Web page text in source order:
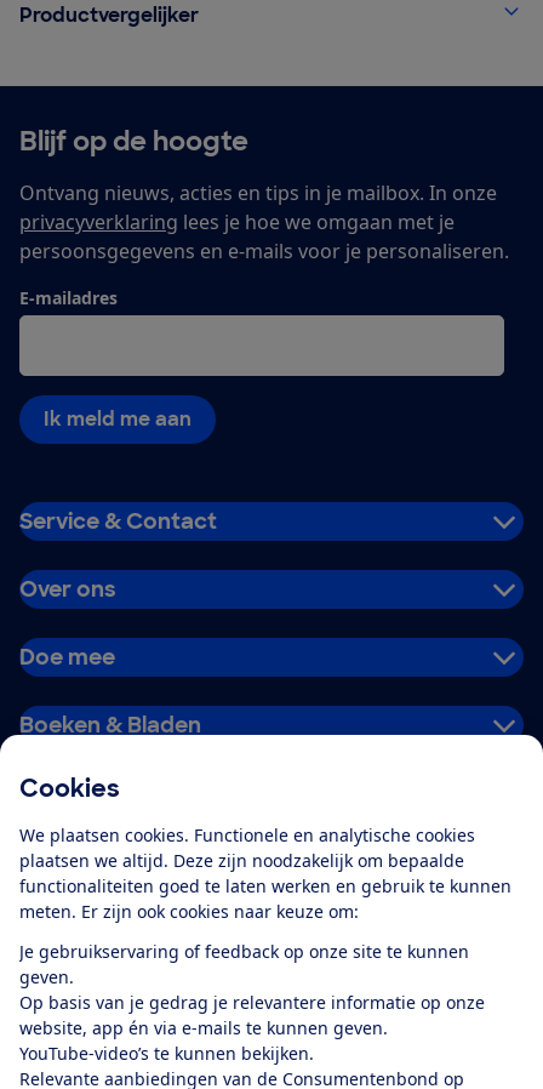
Cookies
We plaatsen cookies. Functionele en analytische cookies
plaatsen we altijd. Deze zijn noodzakelijk om bepaalde
functionaliteiten goed te laten werken en gebruik te kunnen
meten. Er zijn ook cookies naar keuze om:
Je gebruikservaring of feedback op onze site te kunnen
geven.
Op basis van je gedrag je relevantere informatie op onze
website, app én via e-mails te kunnen geven.
YouTube-video’s te kunnen bekijken.
Relevante aanbiedingen van de Consumentenbond op
Productvergelijker
Blijf op de hoogte
Ontvang nieuws, acties en tips in je mailbox. In onze
privacyverklaring lees je hoe we omgaan met je
persoonsgegevens en e-mails voor je personaliseren.
E-mailadres
Ik meld me aan
Service & Contact
Over ons
Doe mee
Boeken & Bladen
Alles over de
app
Algemene Voorwaarden
Privacyverklaring
Cookiebeleid
Privacyvoorkeuren